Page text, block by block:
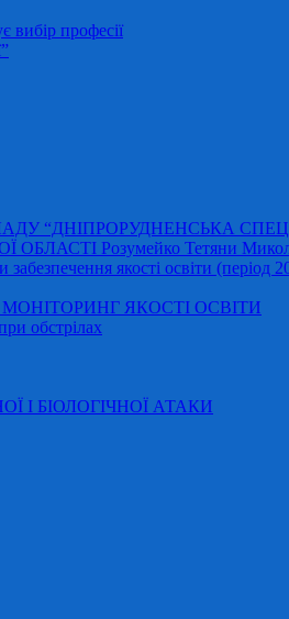
професії
“ДНІПРОРУДНЕНСЬКА
Розумейко Тетяни
якості освіти (період
ЯКОСТІ ОСВІТИ
обстрілах
І БІОЛОГІЧНОЇ АТАКИ